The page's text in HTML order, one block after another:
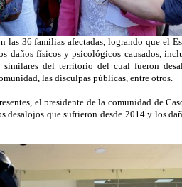
36 familias afectadas, logrando que el
daños físicos y psicológicos causados,
similares del territorio del cual fueron
las disculpas públicas, entre otros.
el presidente de la comunidad de
desalojos que sufrieron desde 2014 y los